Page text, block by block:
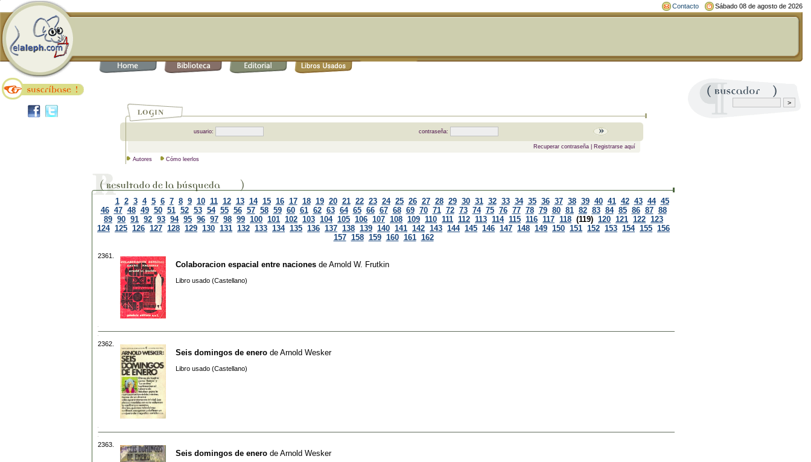
Contacto Sábado 08 de agosto de 2026
usuario: contraseña:
Recuperar contraseña| Registrarse aquí
Autores Cómo leerlos
1 2 3 4 5 6 7 8 9 10 11 12 13 14 15 16 17 18 19 20 21 22 23 24 25 26 27 28 29 30 31 32 33 34 35 36 37 38 39 40 41 42 43 44 45
46 47 48 49 50 51 52 53 54 55 56 57 58 59 60 61 62 63 64 65 66 67 68 69 70 71 72 73 74 75 76 77 78 79 80 81 82 83 84 85 86 87 88
89 90 91 92 93 94 95 96 97 98 99 100 101 102 103 104 105 106 107 108 109 110 111 112 113 114 115 116 117 118 (119) 120 121 122 123
124 125 126 127 128 129 130 131 132 133 134 135 136 137 138 139 140 141 142 143 144 145 146 147 148 149 150 151 152 153 154 155 156
157 158 159 160 161 162
2361.
Colaboracion espacial entre naciones de Arnold W. Frutkin
Libro usado (Castellano)
2362.
Seis domingos de enero de Arnold Wesker
Libro usado (Castellano)
2363.
Seis domingos de enero de Arnold Wesker